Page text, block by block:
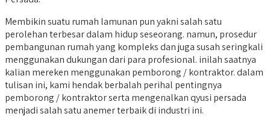
Membikin suatu rumah lamunan pun yakni salah satu
perolehan terbesar dalam hidup seseorang. namun, prosedur
pembangunan rumah yang kompleks dan juga susah seringkali
menggunakan dukungan dari para profesional. inilah saatnya
kalian mereken menggunakan pemborong / kontraktor. dalam
tulisan ini, kami hendak berbalah perihal pentingnya
pemborong / kontraktor serta mengenalkan qyusi persada
menjadi salah satu anemer terbaik di industri ini.